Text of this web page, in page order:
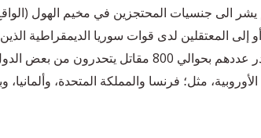
يشر الى جنسيات المحتجزين في مخيم الهول
إلى المعتقلين لدى قوات سوريا الديمقراطية الذين
بالتنسيق مع القوات الأمريكية ويقدر عددهم بحوالي 800 مقاتل
مثل؛ فرنسا والمملكة المتحدة، وألمانيا،